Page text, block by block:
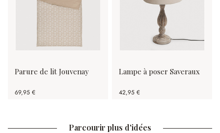
Parure de lit Jouvenay
69,95 €
Lampe à poser Saveraux
42,95 €
Parcourir plus d'idées